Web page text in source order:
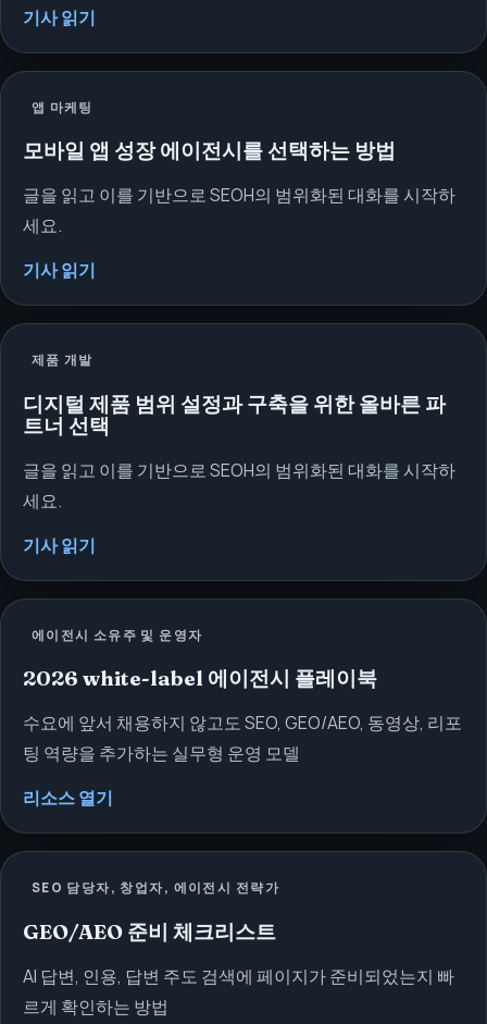
기사 읽기
앱 마케팅
모바일 앱 성장 에이전시를 선택하는 방법
글을 읽고 이를 기반으로 SEOH의 범위화된 대화를 시작하
세요.
기사 읽기
제품 개발
디지털 제품 범위 설정과 구축을 위한 올바른 파
트너 선택
글을 읽고 이를 기반으로 SEOH의 범위화된 대화를 시작하
세요.
기사 읽기
에이전시 소유주 및 운영자
2026 white-label 에이전시 플레이북
수요에 앞서 채용하지 않고도 SEO, GEO/AEO, 동영상, 리포
팅 역량을 추가하는 실무형 운영 모델
리소스 열기
SEO 담당자, 창업자, 에이전시 전략가
GEO/AEO 준비 체크리스트
AI 답변, 인용, 답변 주도 검색에 페이지가 준비되었는지 빠
르게 확인하는 방법